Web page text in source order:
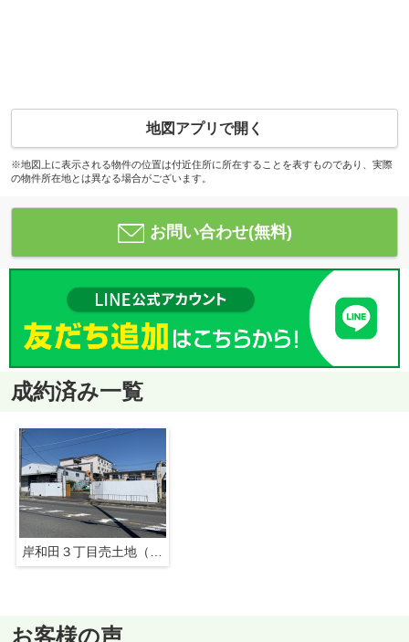
地図アプリで開く
※地図上に表示される物件の位置は付近住所に所在することを表すものであり、実際
の物件所在地とは異なる場合がございます。
お問い合わせ(無料)
成約済み一覧
岸和田３丁目売土地（賃借人あり）
お客様の声